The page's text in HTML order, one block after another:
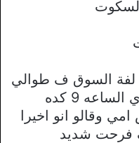
لفة السوق ف طوالي
9 كده
وقالو انو اخيرا
فرحت شديد